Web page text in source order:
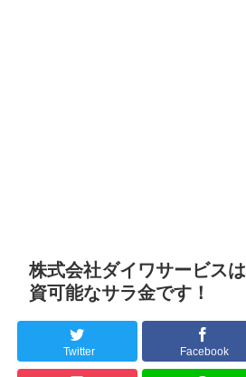
株式会社ダイワサービス
資可能なサラ金です！
Twitter Facebook